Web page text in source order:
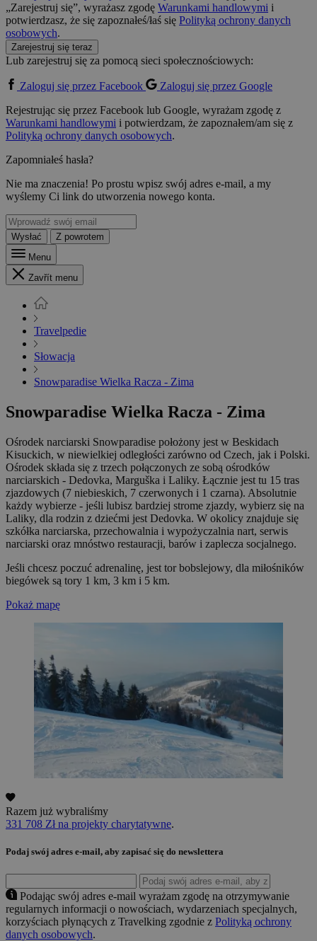
„Zarejestruj się”, wyrażasz zgodę Warunkami handlowymi i
potwierdzasz, że się zapoznałeś/łaś się Polityką ochrony danych
osobowych.
Zarejestruj się teraz
Lub zarejestruj się za pomocą sieci społecznościowych:
Zaloguj się przez Facebook
Zaloguj się przez Google
Rejestrując się przez Facebook lub Google, wyrażam zgodę z
Warunkami handlowymi i potwierdzam, że zapoznałem/am się z
Polityką ochrony danych osobowych.
Zapomniałeś hasła?
Nie ma znaczenia! Po prostu wpisz swój adres e-mail, a my
wyślemy Ci link do utworzenia nowego konta.
Wysłać
Z powrotem
Menu
Zavřít menu
Travelpedie
Słowacja
Snowparadise Wielka Racza - Zima
Snowparadise Wielka Racza - Zima
Ośrodek narciarski Snowparadise położony jest w Beskidach
Kisuckich, w niewielkiej odległości zarówno od Czech, jak i Polski.
Ośrodek składa się z trzech połączonych ze sobą ośrodków
narciarskich - Dedovka, Marguška i Laliky. Łącznie jest tu 15 tras
zjazdowych (7 niebieskich, 7 czerwonych i 1 czarna). Absolutnie
każdy wybierze - jeśli lubisz bardziej strome zjazdy, wybierz się na
Laliky, dla rodzin z dziećmi jest Dedovka. W okolicy znajduje się
szkółka narciarska, przechowalnia i wypożyczalnia nart, serwis
narciarski oraz mnóstwo restauracji, barów i zaplecza socjalnego.
Jeśli chcesz poczuć adrenalinę, jest tor bobslejowy, dla miłośników
biegówek są tory 1 km, 3 km i 5 km.
Pokaż mapę
Razem już wybraliśmy
331 708 Zł na projekty charytatywne.
Podaj swój adres e-mail, aby zapisać się do newslettera
Podając swój adres e-mail wyrażam zgodę na otrzymywanie
regularnych informacji o nowościach, wydarzeniach specjalnych,
korzyściach płynących z Travelking zgodnie z Polityką ochrony
danych osobowych.